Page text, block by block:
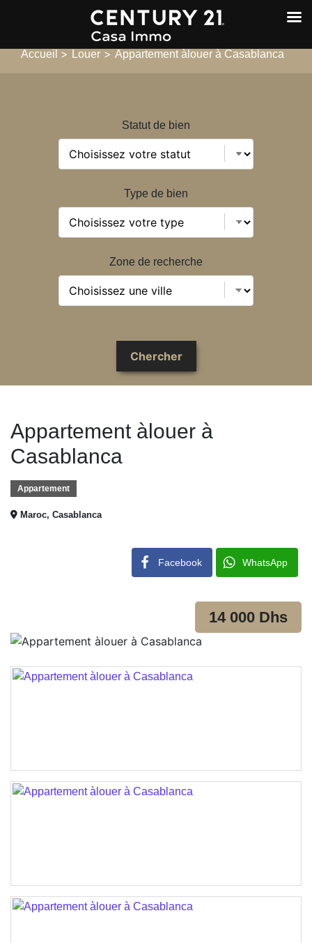
Accueil > Louer > Appartement àlouer à Casablanca
Statut de bien
Type de bien
Zone de recherche
Appartement àlouer à
Casablanca
Appartement
Maroc, Casablanca
Facebook WhatsApp
14 000 Dhs